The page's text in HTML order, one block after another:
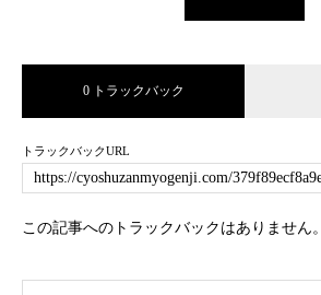
0 トラックバック
トラックバックURL
この記事へのトラックバックはありません。